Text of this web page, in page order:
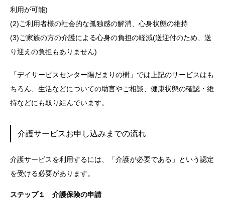
利用が可能)
(2)ご利用者様の社会的な孤独感の解消、心身状態の維持
(3)ご家族の方の介護による心身の負担の軽減(送迎付のため、送
り迎えの負担もありません)
「デイサービスセンター陽だまりの樹」では上記のサービスはも
ちろん、生活などについての助言やご相談、健康状態の確認・維
持などにも取り組んでいます。
介護サービスお申し込みまでの流れ
介護サービスを利用するには、「介護が必要である」という認定
を受ける必要があります。
ステップ１ 介護保険の申請